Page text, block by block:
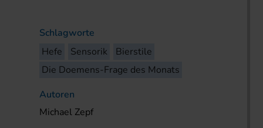
Schlagworte
Hefe
Sensorik
Bierstile
Die Doemens-Frage des Monats
Autoren
Michael Zepf